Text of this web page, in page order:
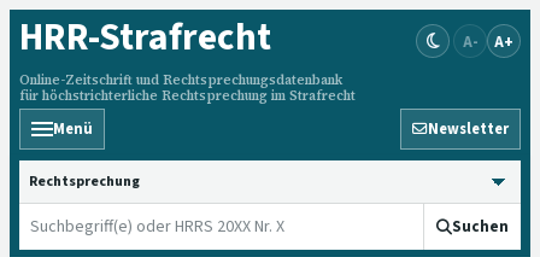
HRR-Strafrecht
Online-Zeitschrift und Rechtsprechungsdatenbank
für höchstrichterliche Rechtsprechung im Strafrecht
A- A+
Menü Newsletter
HRRS durchsuchen
Suchen